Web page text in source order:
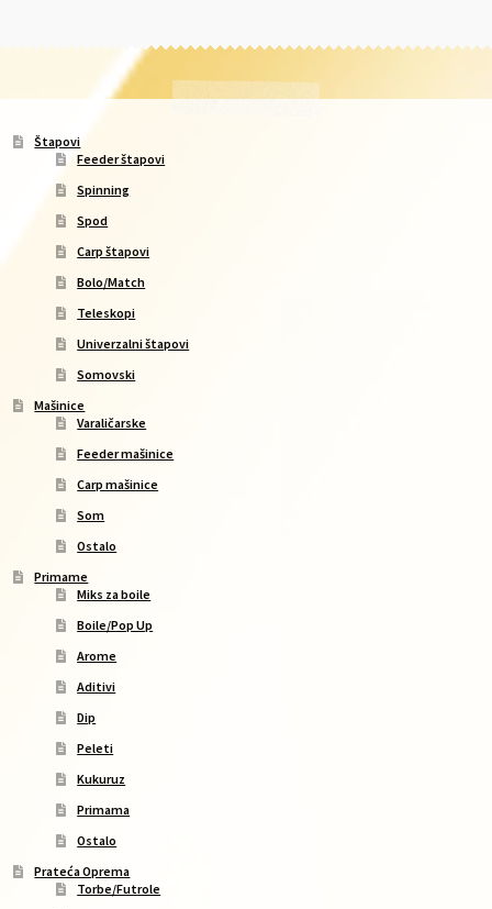
Štapovi
Feeder štapovi
Spinning
Spod
Carp štapovi
Bolo/Match
Teleskopi
Univerzalni štapovi
Somovski
Mašinice
Varaličarske
Feeder mašinice
Carp mašinice
Som
Ostalo
Primame
Miks za boile
Boile/Pop Up
Arome
Aditivi
Dip
Peleti
Kukuruz
Primama
Ostalo
Prateća Oprema
Torbe/Futrole